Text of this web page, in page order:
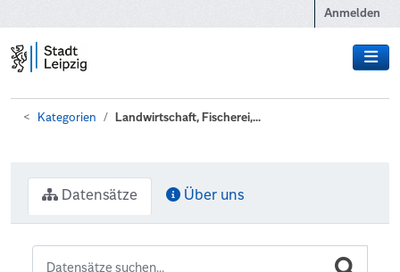
Anmelden
Kategorien Landwirtschaft, Fischerei,...
Datensätze Über uns